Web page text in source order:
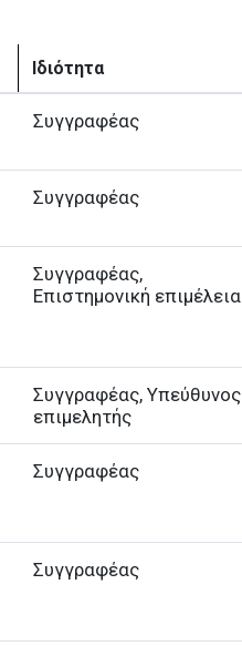
Ιδιότητα
Συγγραφέας
Συγγραφέας
Συγγραφέας,
Επιστημονική επιμέλεια
Συγγραφέας, Υπεύθυνος
επιμελητής
Συγγραφέας
Συγγραφέας